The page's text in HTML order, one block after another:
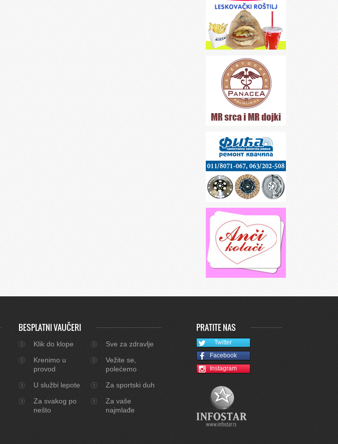
BESPLATNI VAUČERI
Klik do klope
Sve za zdravlje
Krenimo u
provod
Vežite se,
polećemo
U službi lepote
Za sportski duh
Za svakog po
nešto
Za vaše
najmlađe
PRATITE NAS
Twitter
Facebook
Instagram